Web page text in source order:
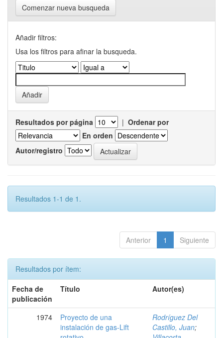
Comenzar nueva busqueda
Añadir filtros:
Usa los filtros para afinar la busqueda.
Resultados por página | Ordenar por
En orden
Autor/registro
Resultados 1-1 de 1.
Anterior 1 Siguiente
Resultados por ítem:
Fecha de
publicación
Título Autor(es)
1974
Proyecto de una
instalación de gas-Lift
Rodríguez Del
Castillo, Juan;